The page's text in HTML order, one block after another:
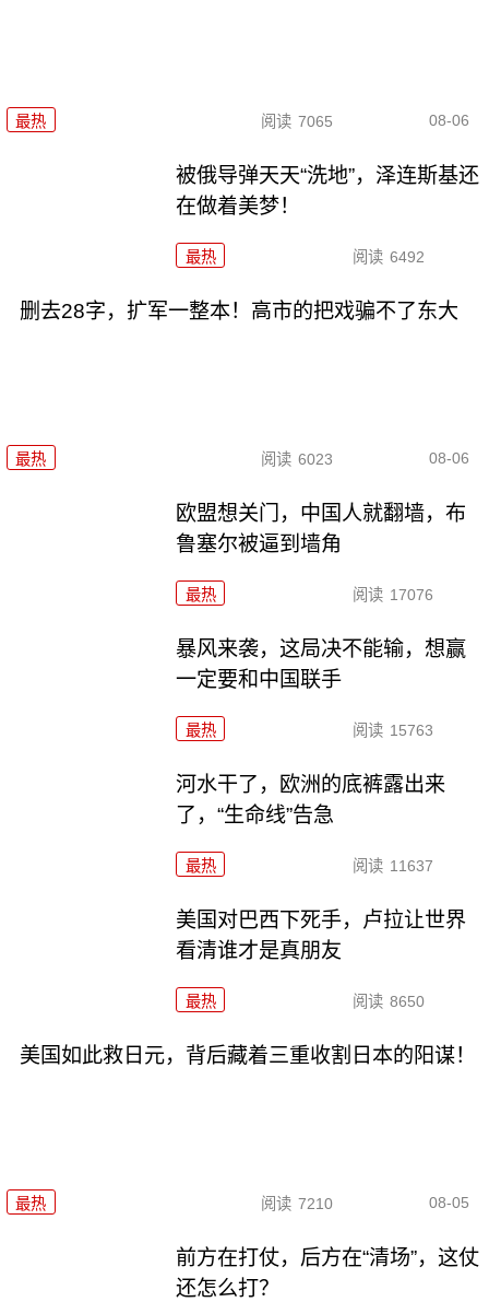
最热 阅读 7065 08-06
被俄导弹天天“洗地”，泽连斯基还
在做着美梦！
最热 阅读 6492
删去28字，扩军一整本！高市的把戏骗不了东大
最热 阅读 6023 08-06
欧盟想关门，中国人就翻墙，布
鲁塞尔被逼到墙角
最热 阅读 17076
暴风来袭，这局决不能输，想赢
一定要和中国联手
最热 阅读 15763
河水干了，欧洲的底裤露出来
了，“生命线”告急
最热 阅读 11637
美国对巴西下死手，卢拉让世界
看清谁才是真朋友
最热 阅读 8650
美国如此救日元，背后藏着三重收割日本的阳谋！
最热 阅读 7210 08-05
前方在打仗，后方在“清场”，这仗
还怎么打？